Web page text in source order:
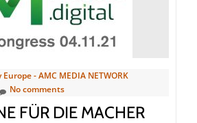
- AMC MEDIA NETWORK
No comments
FÜR DIE MACHER